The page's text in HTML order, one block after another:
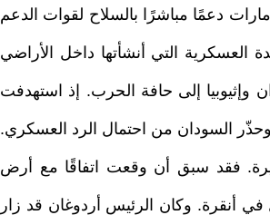
دعمًا مباشرًا بالسلاح لقوات الدعم
التي أنشأتها داخل الأراضي
وإثيوبيا إلى حافة الحرب. إذ استهدفت
السودان من احتمال الرد العسكري.
فقد سبق أن وقعت اتفاقًا مع أرض
في أنقرة. وكان الرئيس أردوغان قد زار